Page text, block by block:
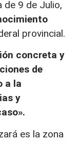
de 9 de Julio,
provincial.
concreta y
de
a la
y
es la zona